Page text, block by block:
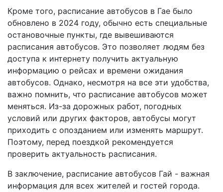
Кроме того, расписание автобусов в Гае было
обновлено в 2024 году, обычно есть специальные
остановочные пункты, где вывешиваются
расписания автобусов. Это позволяет людям без
доступа к интернету получить актуальную
информацию о рейсах и времени ожидания
автобусов. Однако, несмотря на все эти удобства,
важно помнить, что расписание автобусов может
меняться. Из-за дорожных работ, погодных
условий или других факторов, автобусы могут
приходить с опозданием или изменять маршрут.
Поэтому, перед поездкой рекомендуется
проверить актуальность расписания.
В заключение, расписание автобусов Гай - важная
информация для всех жителей и гостей города.